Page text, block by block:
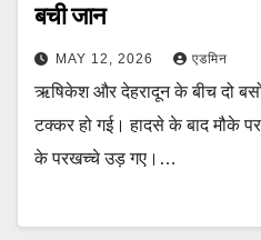
बची जान
MAY 12, 2026 एडमिन
ऋषिकेश और देहरादून के बीच दो
टक्कर हो गई। हादसे के बाद मौके
के परखच्चे उड़ गए।…